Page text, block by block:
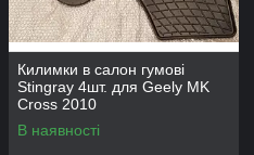
Килимки в салон гумові
Stingray 4шт. для Geely MK
Cross 2010
В наявності